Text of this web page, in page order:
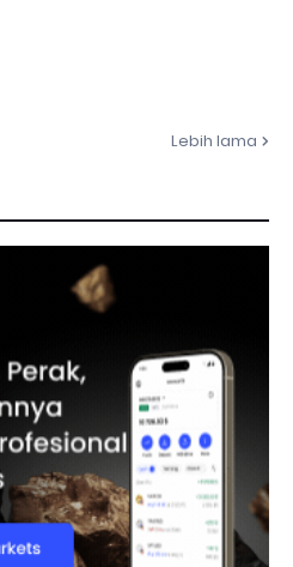
Lebih lama